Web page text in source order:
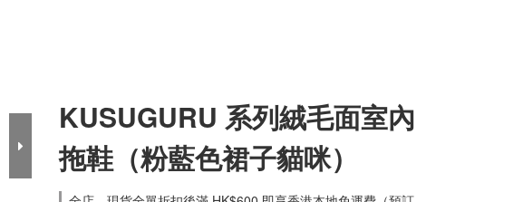
KUSUGURU 系列絨毛面室內
拖鞋（粉藍色裙子貓咪）